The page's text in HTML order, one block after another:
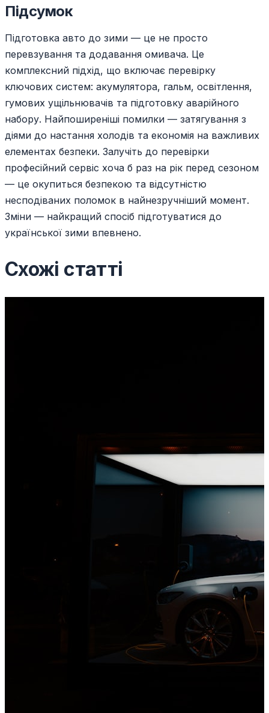
Підсумок
Підготовка авто до зими — це не просто
перевзування та додавання омивача. Це
комплексний підхід, що включає перевірку
ключових систем: акумулятора, гальм, освітлення,
гумових ущільнювачів та підготовку аварійного
набору. Найпоширеніші помилки — затягування з
діями до настання холодів та економія на важливих
елементах безпеки. Залучіть до перевірки
професійний сервіс хоча б раз на рік перед сезоном
— це окупиться безпекою та відсутністю
несподіваних поломок в найнезручніший момент.
Зміни — найкращий спосіб підготуватися до
української зими впевнено.
Схожі статті